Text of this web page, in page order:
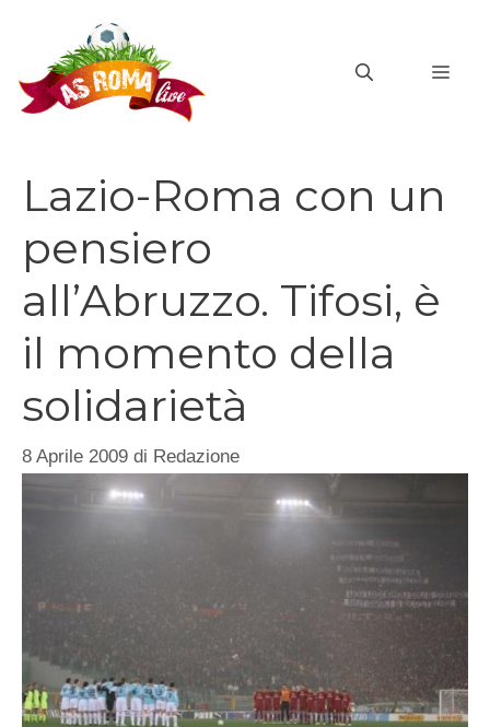
contenuto
Lazio-Roma con un
pensiero
all’Abruzzo. Tifosi, è
il momento della
solidarietà
8 Aprile 2009 di Redazione